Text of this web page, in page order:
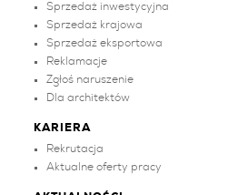
Sprzedaż inwestycyjna
Sprzedaż krajowa
Sprzedaż eksportowa
Reklamacje
Zgłoś naruszenie
Dla architektów
KARIERA
Rekrutacja
Aktualne oferty pracy